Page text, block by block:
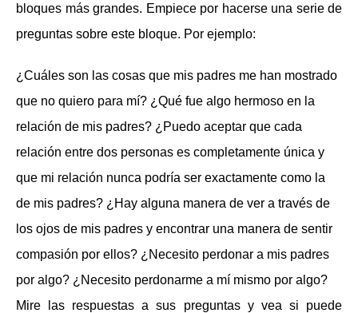
bloques más grandes. Empiece por hacerse una serie de
preguntas sobre este bloque. Por ejemplo:
¿Cuáles son las cosas que mis padres me han mostrado
que no quiero para mí? ¿Qué fue algo hermoso en la
relación de mis padres? ¿Puedo aceptar que cada
relación entre dos personas es completamente única y
que mi relación nunca podría ser exactamente como la
de mis padres? ¿Hay alguna manera de ver a través de
los ojos de mis padres y encontrar una manera de sentir
compasión por ellos? ¿Necesito perdonar a mis padres
por algo? ¿Necesito perdonarme a mí mismo por algo?
Mire las respuestas a sus preguntas y vea si puede